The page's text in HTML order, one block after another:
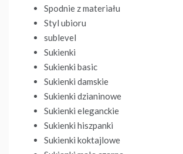
Spodnie z materiału
Styl ubioru
sublevel
Sukienki
Sukienki basic
Sukienki damskie
Sukienki dzianinowe
Sukienki eleganckie
Sukienki hiszpanki
Sukienki koktajlowe